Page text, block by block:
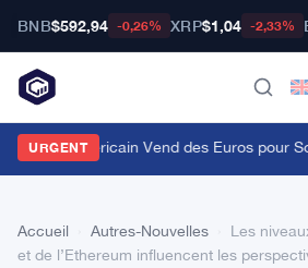
BNB$592,94 -0,26% XRP$1,04 -2,33%
URGENT
Trésor Américain Vend des Euros pour
Accueil Autres-Nouvelles
Les
et de l’Ethereum influencent les